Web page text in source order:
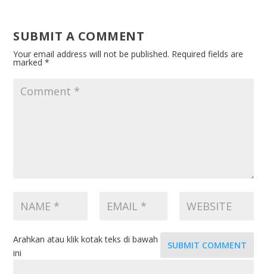
SUBMIT A COMMENT
Your email address will not be published. Required fields are
marked*
SUBMIT COMMENT
Arahkan atau klik kotak teks di bawah
ini